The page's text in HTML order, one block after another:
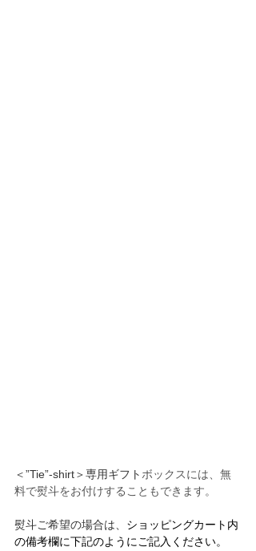
＜”Tie”-shirt＞専用ギフト ボックスには、無
料で熨斗をお付けすることもできます。
熨斗ご希望の場合は、 ショッピングカート内
の備考欄に下記のようにご記入ください。